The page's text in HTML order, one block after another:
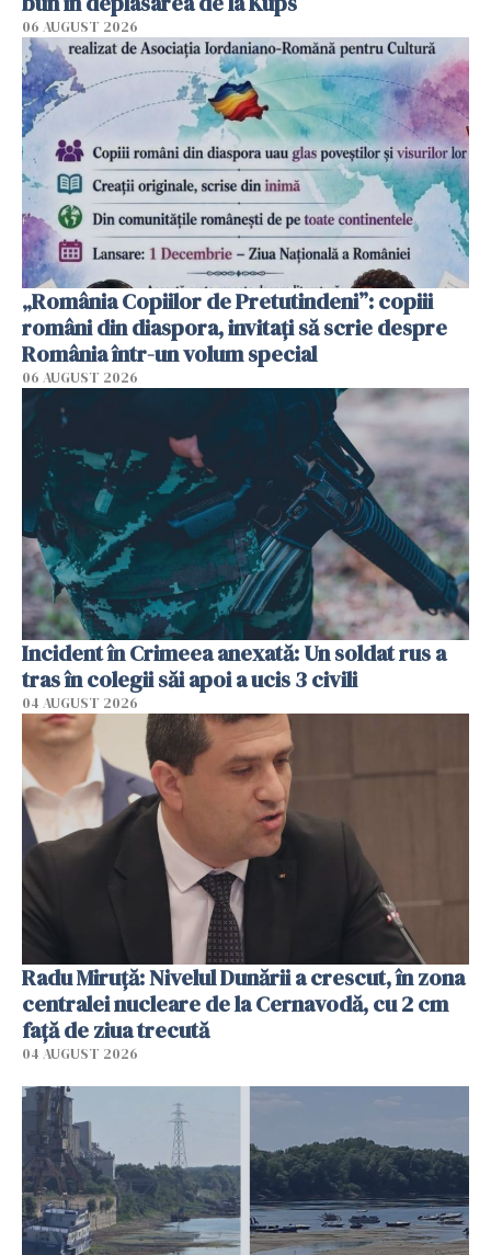
06 AUGUST 2026
„România Copiilor de Pretutindeni”: copiii
români din diaspora, invitați să scrie despre
România într-un volum special
06 AUGUST 2026
Incident în Crimeea anexată: Un soldat rus a
tras în colegii săi apoi a ucis 3 civili
04 AUGUST 2026
Radu Miruţă: Nivelul Dunării a crescut, în zona
centralei nucleare de la Cernavodă, cu 2 cm
faţă de ziua trecută
04 AUGUST 2026